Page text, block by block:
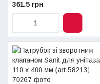
361.5 грн